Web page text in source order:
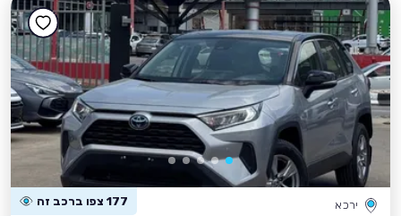
ירכא 177 צפו ברכב זה